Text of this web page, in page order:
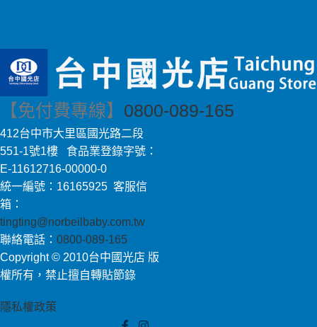
【免付費專線】 0800-089-165
412台中市大里區國光路二段
551-1號1樓 食品業登錄字號：
E-11612716-00000-0
統一編號：16165925 客服信
箱：
tingting@norbeilbaby.com.tw
聯絡電話： 0800-089-165
Copyright © 2010台中國光店 版
權所有，禁止擅自轉貼節錄
隱私權政策